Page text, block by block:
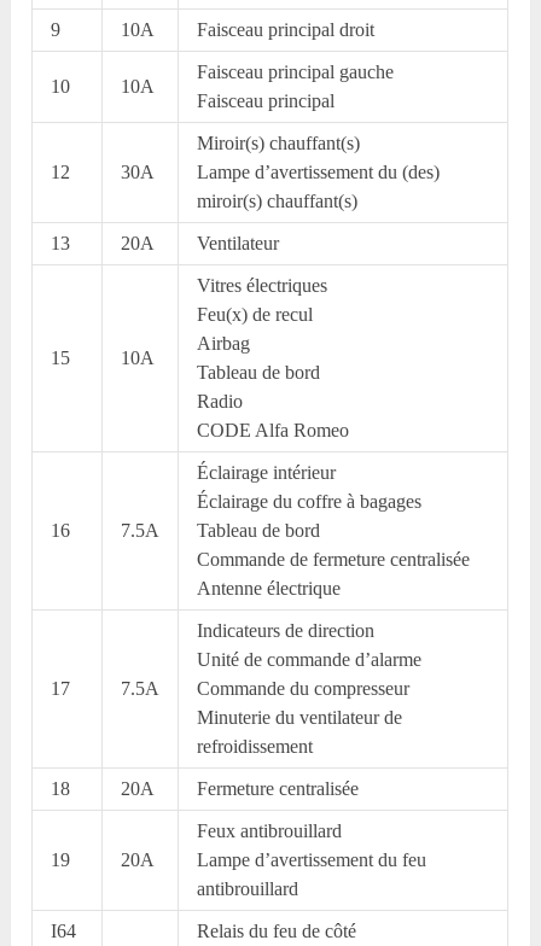
9 10A Faisceau principal droit
10 10A
Faisceau principal gauche
Faisceau principal
12 30A
Miroir(s) chauffant(s)
Lampe d’avertissement du (des)
miroir(s) chauffant(s)
13 20A Ventilateur
15 10A
Vitres électriques
Feu(x) de recul
Airbag
Tableau de bord
Radio
CODE Alfa Romeo
16 7.5A
Éclairage intérieur
Éclairage du coffre à bagages
Tableau de bord
Commande de fermeture centralisée
Antenne électrique
17 7.5A
Indicateurs de direction
Unité de commande d’alarme
Commande du compresseur
Minuterie du ventilateur de
refroidissement
18 20A Fermeture centralisée
19 20A
Feux antibrouillard
Lampe d’avertissement du feu
antibrouillard
I64 Relais du feu de côté